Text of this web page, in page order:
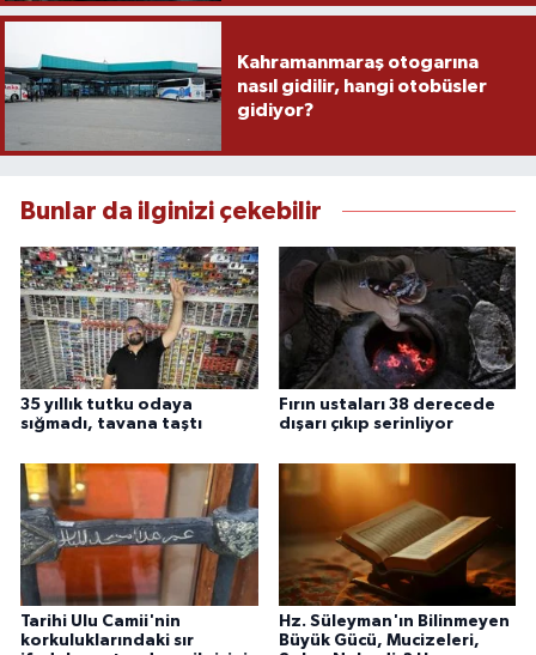
Kahramanmaraş otogarına
nasıl gidilir, hangi otobüsler
gidiyor?
Bunlar da ilginizi çekebilir
35 yıllık tutku odaya
sığmadı, tavana taştı
Fırın ustaları 38 derecede
dışarı çıkıp serinliyor
Tarihi Ulu Camii'nin
korkuluklarındaki sır
Hz. Süleyman'ın Bilinmeyen
Büyük Gücü, Mucizeleri,